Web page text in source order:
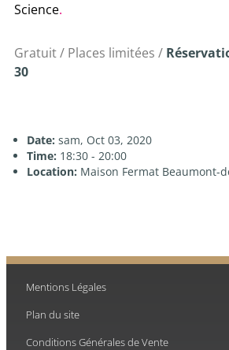
Science.
Gratuit / Places limitées /
30
Date: sam, Oct 03, 2020
Time: 18:30 - 20:00
Location: Maison Fermat Beaumont-
Mentions Légales
Plan du site
Conditions Générales de Vente